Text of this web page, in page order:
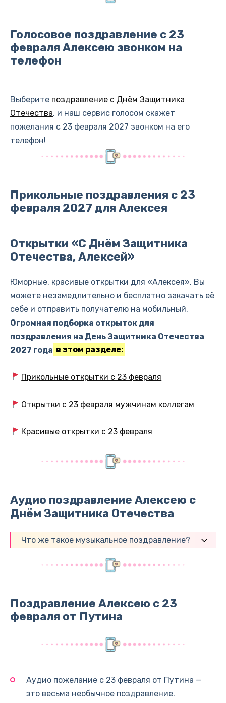
Голосовое поздравление с 23
февраля Алексею звонком на
телефон
Выберите поздравление с Днём Защитника
Отечества, и наш сервис голосом скажет
пожелания с 23 февраля 2027 звонком на его
телефон!
Прикольные поздравления с 23
февраля 2027 для Алексея
Открытки «С Днём Защитника
Отечества, Алексей»
Юморные, красивые открытки для «Алексея». Вы
можете незамедлительно и бесплатно закачать её
себе и отправить получателю на мобильный.
Огромная подборка открыток для
поздравления на День Защитника Отечества
2027 года в этом разделе:
Прикольные открытки с 23 февраля
Открытки с 23 февраля мужчинам коллегам
Красивые открытки с 23 февраля
Аудио поздравление Алексею с
Днём Защитника Отечества
Что же такое музыкальное поздравление?
Поздравление Алексею с 23
февраля от Путина
Аудио пожелание с 23 февраля от Путина —
это весьма необычное поздравление.